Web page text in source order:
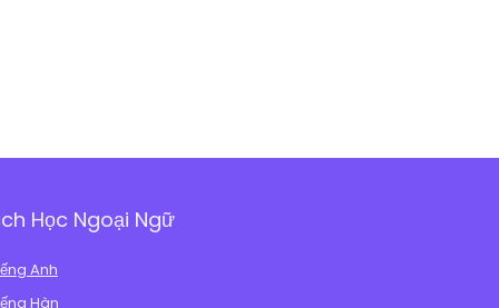
Học Ngoại Ngữ
Anh
Hàn